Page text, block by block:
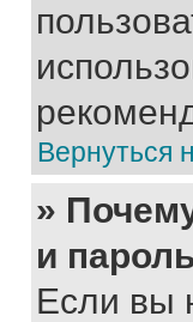
Вернуться
»
и
Если вы